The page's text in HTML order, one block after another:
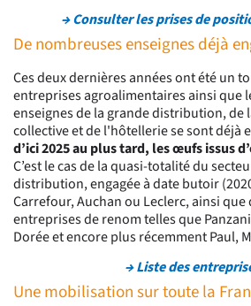
→ Consulter les prises de
De nombreuses enseignes déjà
Ces deux dernières années ont été un
entreprises agroalimentaires ainsi que
enseignes de la grande distribution, de
collective et de l'hôtellerie se sont déjà
d’ici 2025 au plus tard, les œufs issus
C’est le cas de la quasi-totalité du
distribution, engagée à date butoir
Carrefour, Auchan ou Leclerc, ainsi
entreprises de renom telles que
Dorée et encore plus récemment Paul,
→ Liste des
Une mobilisation sur toute la